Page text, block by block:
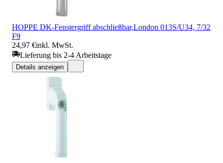
HOPPE DK-Fenstergriff abschließbar,London 013S/U34, 7/32
F9
24,97 €inkl. MwSt.
Lieferung bis 2-4 Arbeitstage
Details anzeigen